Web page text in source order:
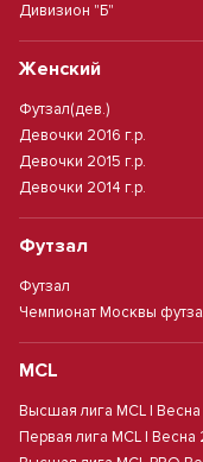
Дивизион "Б"
Женский
Футзал(дев.)
Девочки 2016 г.р.
Девочки 2015 г.р.
Девочки 2014 г.р.
Футзал
Футзал
Чемпионат Москвы
MCL
Высшая лига MCL |
Первая лига MCL |